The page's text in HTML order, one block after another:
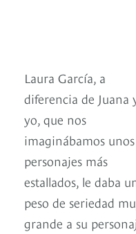
Laura García, a
diferencia de Juana
yo, que nos
imaginábamos unos
personajes más
estallados, le daba
peso de seriedad
grande a su